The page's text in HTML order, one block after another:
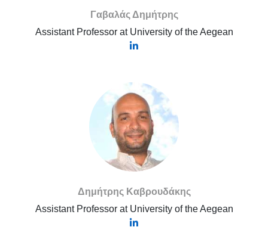
Γαβαλάς Δημήτρης
Assistant Professor at University of the Aegean
Δημήτρης Καβρουδάκης
Assistant Professor at University of the Aegean